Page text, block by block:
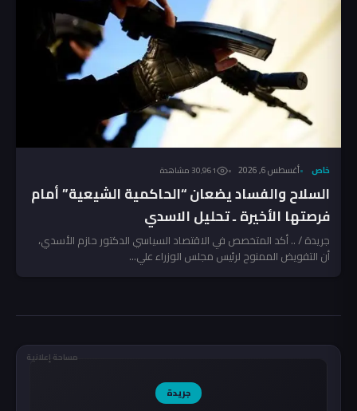
خاص أغسطس 6, 2026 30٬961 مشاهدة
السلاح والفساد يضعان “الحاكمية الشيعية” أمام
فرصتها الأخيرة ـ تحليل الاسدي
جريدة / .. أكد المتخصص في الاقتصاد السياسي الدكتور حازم الأسدي،
أن التفويض الممنوح لرئيس مجلس الوزراء علي...
مساحة إعلانية
جريدة